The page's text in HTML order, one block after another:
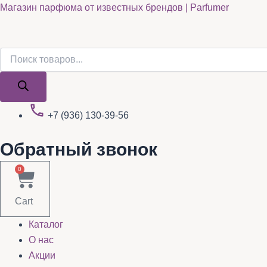
Перейти
Магазин парфюма от известных брендов | Parfumer
Поиск
+7 (936) 130-39-56
Обратный звонок
0
Cart
Каталог
О нас
Акции
Поиск
Quantity